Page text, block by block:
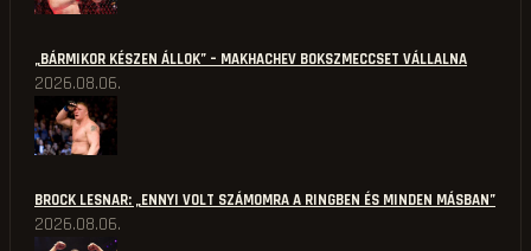
„BÁRMIKOR KÉSZEN ÁLLOK” – MAKHACHEV BOKSZMECCSET VÁLLALNA
2026.08.06.
BROCK LESNAR: „ENNYI VOLT SZÁMOMRA A RINGBEN ÉS MINDEN MÁSBAN”
2026.08.06.